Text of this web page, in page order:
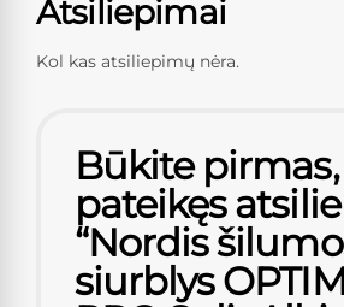
Atsiliepimai
Kol kas atsiliepimų nėra.
Būkite pirmas,
pateikęs
“Nordis
siurblys